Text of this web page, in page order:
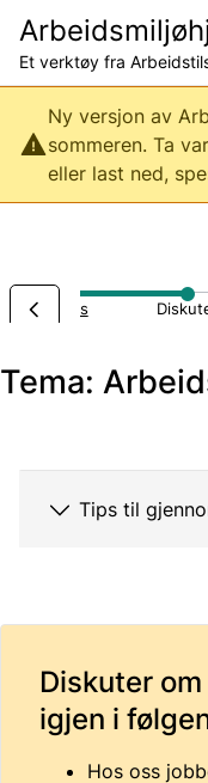
hovedinnhold
Et verktøy fra
Ny versjon av
sommeren. Ta
eller last ned,
Sykehus
Tema:
Tips til
Diskuter
igjen i
Hos oss